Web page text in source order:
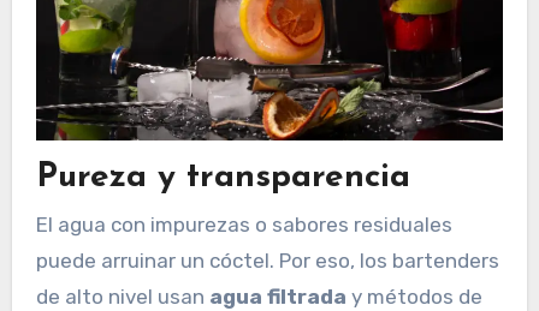
Pureza y transparencia
El agua con impurezas o sabores residuales
puede arruinar un cóctel. Por eso, los bartenders
de alto nivel usan agua filtrada y métodos de